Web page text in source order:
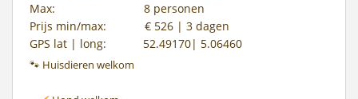
Max:
8 personen
Prijs min/max:
€ 526 | 3 dagen
GPS lat | long:
52.49170| 5.06460
🐾 Huisdieren welkom